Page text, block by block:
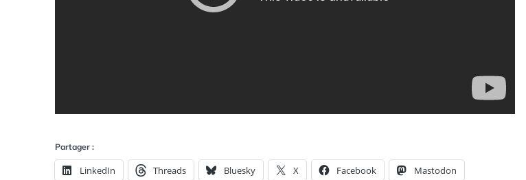
Partager :
LinkedIn Threads Bluesky X Facebook Mastodon